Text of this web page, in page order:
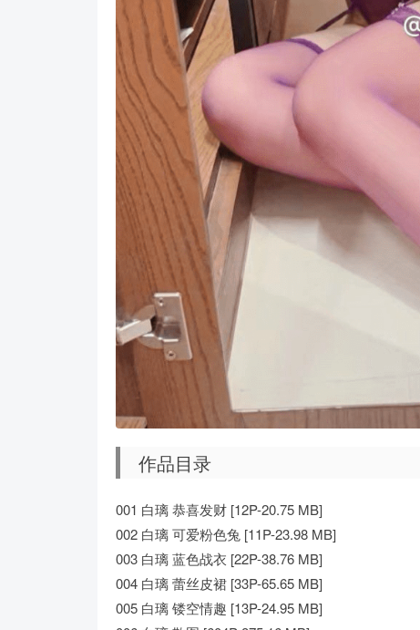
作品目录
001 白璃 恭喜发财 [12P-20.75 MB]
002 白璃 可爱粉色兔 [11P-23.98 MB]
003 白璃 蓝色战衣 [22P-38.76 MB]
004 白璃 蕾丝皮裙 [33P-65.65 MB]
005 白璃 镂空情趣 [13P-24.95 MB]